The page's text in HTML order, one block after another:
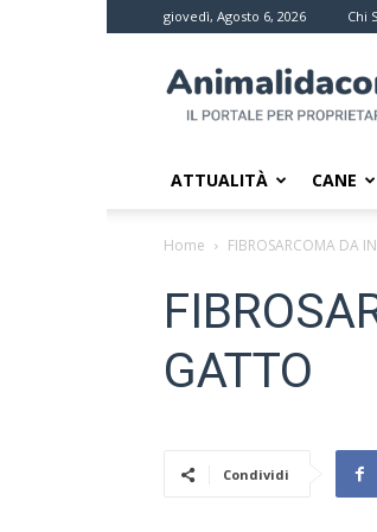
giovedì, Agosto 6, 2026 Chi
Il
i
di
ATTUALITÀ CANE
Home FIBROSARCOMA DA
GATTO
Condividi